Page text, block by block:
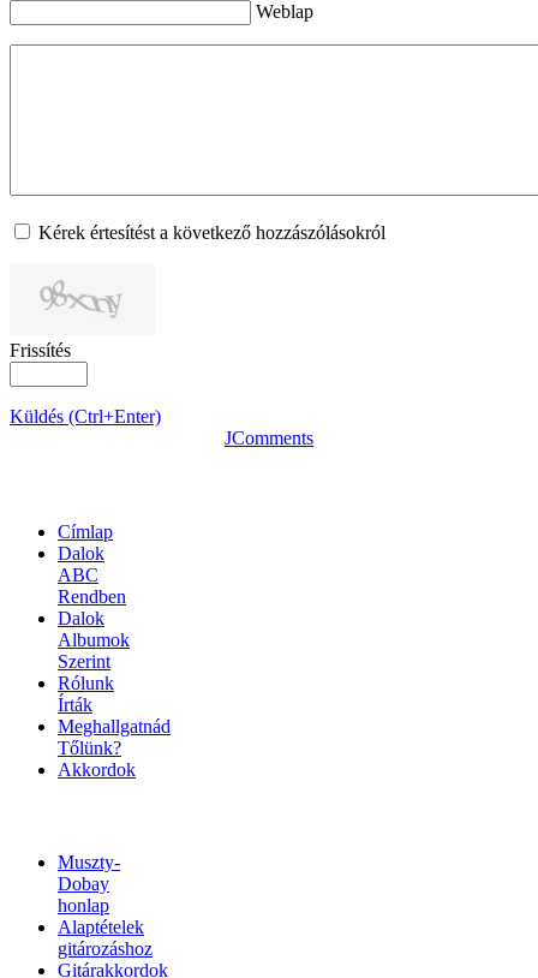
Weblap
Kérek értesítést a következő hozzászólásokról
Frissítés
Küldés (Ctrl+Enter)
JComments
Címlap
Dalok
ABC
Rendben
Dalok
Albumok
Szerint
Rólunk
Írták
Meghallgatnád
Tőlünk?
Akkordok
Muszty-
Dobay
honlap
Alaptételek
gitározáshoz
Gitárakkordok